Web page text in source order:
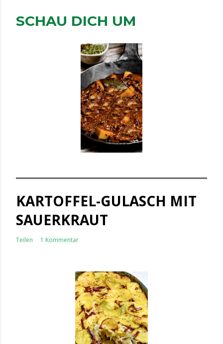
SCHAU DICH UM
KARTOFFEL-GULASCH MIT
SAUERKRAUT
Teilen 1 Kommentar